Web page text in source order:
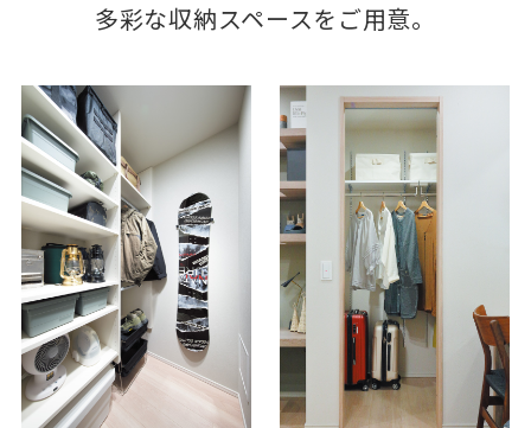
多彩な収納スペースをご用意。